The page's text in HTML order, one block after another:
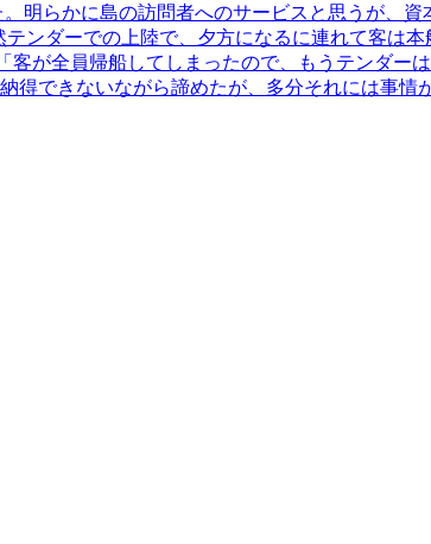
明らかに島の訪問者へのサービスと思うが、
ンダーでの上陸で、夕方になるに連れて客は
が全員帰船してしまったので、もうテンダー
できないながら諦めたが、多分それには事情